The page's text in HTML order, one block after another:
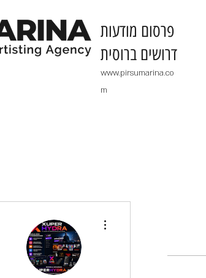
​פרסום מודעות
דרושים ברוסית
www.pirsumarina.co
m